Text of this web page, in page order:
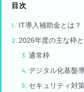
目次
IT導入補助金とは？
2026年度の主な枠
通常枠
デジタル化基盤
セキュリティ対